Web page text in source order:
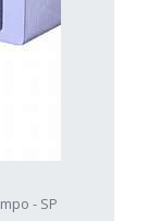
- SP